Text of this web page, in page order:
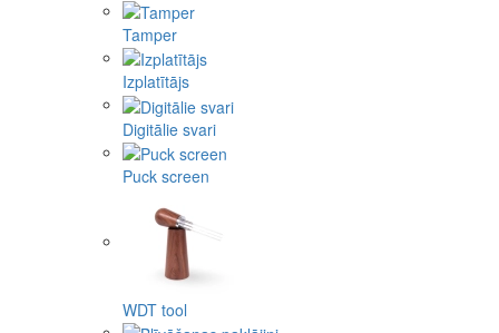
Tamper
Izplatītājs
Digitālie svari
Puck screen
WDT tool